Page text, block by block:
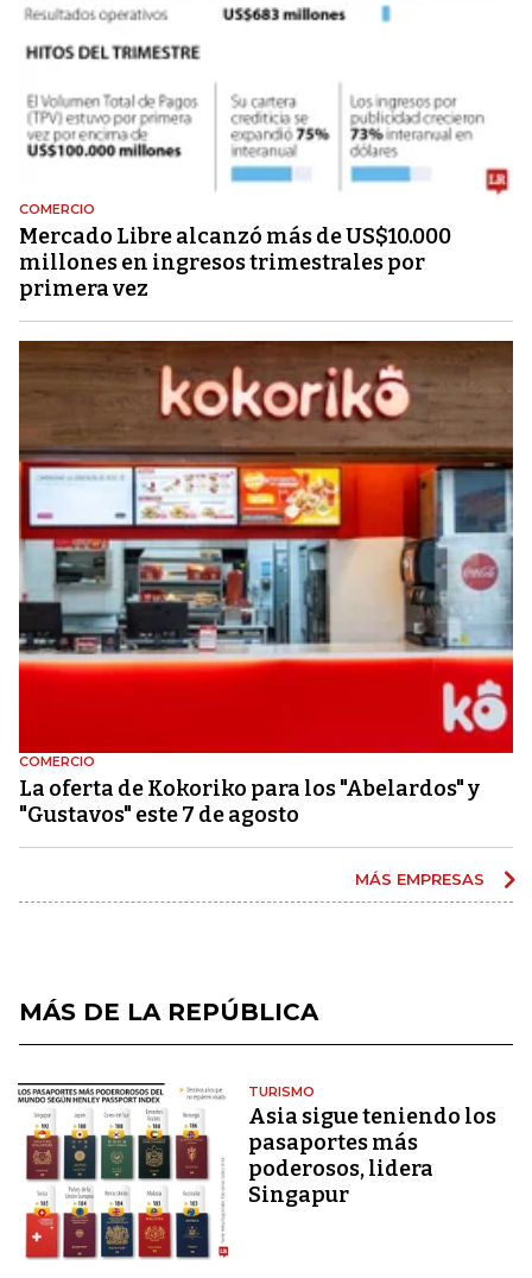
COMERCIO
Mercado Libre alcanzó más de US$10.000
millones en ingresos trimestrales por
primera vez
COMERCIO
La oferta de Kokoriko para los "Abelardos" y
"Gustavos" este 7 de agosto
MÁS EMPRESAS
MÁS DE LA REPÚBLICA
TURISMO
Asia sigue teniendo los
pasaportes más
poderosos, lidera
Singapur